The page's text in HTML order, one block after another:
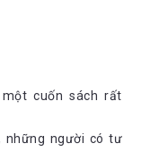
cuốn sách rất
những người có tư